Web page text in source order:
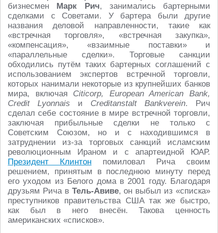
бизнесмен Марк Рич, занимались бартерными
сделками с Советами. У бартера были другие
названия деловой направленности, такие как
«встречная торговля», «встречная закупка»,
«компенсация», «взаимные поставки» и
«параллельные сделки». Торговые санкции
обходились путём таких бартерных соглашений с
использованием экспертов встречной торговли,
которых нанимали некоторые из крупнейших банков
мира, включая Citicorp, European American Bank,
Credit Lyonnais и Creditanstalt Bankverein. Рич
сделал себе состояние в мире встречной торговли,
заключая прибыльные сделки не только с
Советским Союзом, но и с находившимся в
затруднении из-за торговых санкций исламским
революционным Ираном и с апартеидной ЮАР.
Президент Клинтон помиловал Рича своим
решением, принятым в последнюю минуту перед
его уходом из Белого дома в 2001 году. Благодаря
друзьям Рича в Тель-Авиве, он выбыл из «списка»
преступников правительства США так же быстро,
как был в него внесён. Такова ценность
американских «списков».